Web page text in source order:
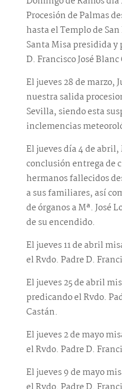
Procesión de Palmas
hasta el Templo de
Santa Misa presidida y
D. Francisco José
El jueves 28 de marzo,
nuestra salida
Sevilla, siendo esta
inclemencias
El jueves día 4 de
conclusión entrega de
hermanos fallecidos
a sus familiares, así
de órganos a Mª. José
de su encendido.
El jueves 11 de abril
el Rvdo. Padre D.
El jueves 25 de abril
predicando el Rvdo.
Castán.
El jueves 2 de mayo
el Rvdo. Padre D.
El jueves 9 de mayo